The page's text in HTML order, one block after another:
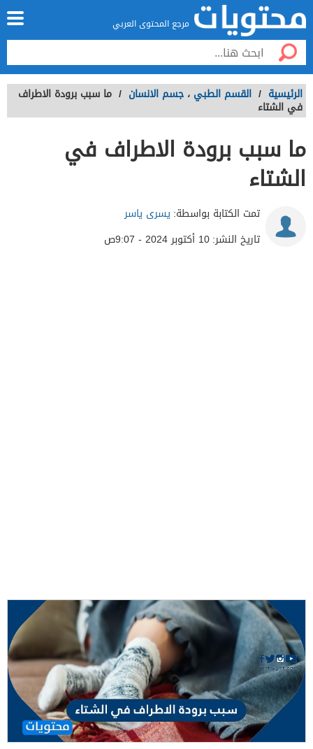
مرجع المحتوى العربي
الرئيسية / القسم الطبي ، جسم الانسان / ما سبب برودة الاطراف
في الشتاء
ما سبب برودة الاطراف في
الشتاء
تمت الكتابة بواسطة: يسرى ياسر
تاريخ النشر:10 أكتوبر 2024 - 9:07ص